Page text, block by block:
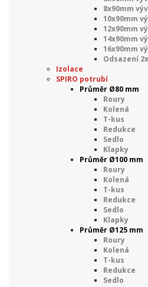
8x90mm
10x90mm
12x90mm
14x90mm
16x90mm
Odsazení
Izolace
SPIRO potrubí
Průměr Ø80 mm
Roury
Kolená
T-kus
Redukce
Sedlo
Klapky
Průměr Ø100 mm
Roury
Kolená
T-kus
Redukce
Sedlo
Klapky
Průměr Ø125 mm
Roury
Kolená
T-kus
Redukce
Sedlo